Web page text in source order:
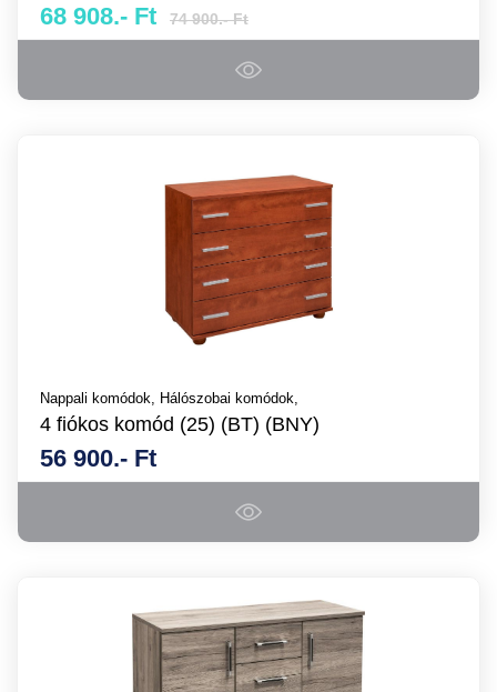
68 908.- Ft 74 900.- Ft
Nappali komódok, Hálószobai komódok,
4 fiókos komód (25) (BT) (BNY)
56 900.- Ft